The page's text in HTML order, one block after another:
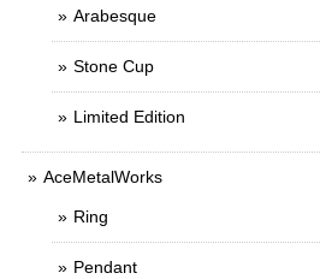
Arabesque
Stone Cup
Limited Edition
AceMetalWorks
Ring
Pendant